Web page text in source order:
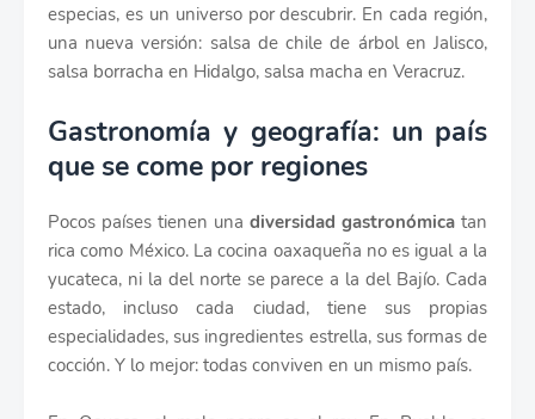
especias, es un universo por descubrir. En cada región,
una nueva versión: salsa de chile de árbol en Jalisco,
salsa borracha en Hidalgo, salsa macha en Veracruz.
Gastronomía y geografía: un país
que se come por regiones
Pocos países tienen una diversidad gastronómica tan
rica como México. La cocina oaxaqueña no es igual a la
yucateca, ni la del norte se parece a la del Bajío. Cada
estado, incluso cada ciudad, tiene sus propias
especialidades, sus ingredientes estrella, sus formas de
cocción. Y lo mejor: todas conviven en un mismo país.